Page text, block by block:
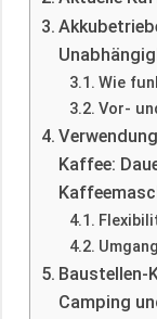
Wie
Vor-
Kaffee:
Baustellen-
Camping